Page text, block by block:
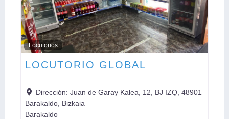
Locutorios
LOCUTORIO GLOBAL
Dirección:Juan de Garay Kalea, 12, BJ IZQ, 48901
Barakaldo, Bizkaia
Barakaldo